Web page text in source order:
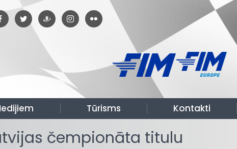
Tūrisms Kontakti
čempionāta titulu